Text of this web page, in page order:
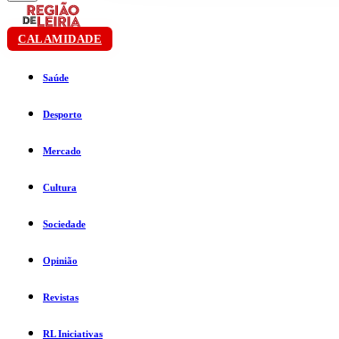
CALAMIDADE
Saúde
Desporto
Mercado
Cultura
Sociedade
Opinião
Revistas
RL Iniciativas